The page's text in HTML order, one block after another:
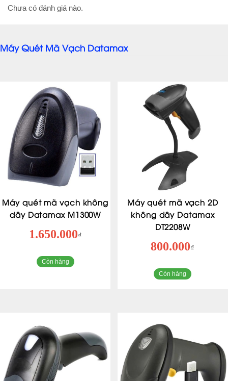
Chưa có đánh giá nào.
Máy Quét Mã Vạch Datamax
Máy quét mã vạch không
dây Datamax M1300W
1.650.000₫
Còn hàng
Máy quét mã vạch 2D
không dây Datamax
DT2208W
800.000₫
Còn hàng